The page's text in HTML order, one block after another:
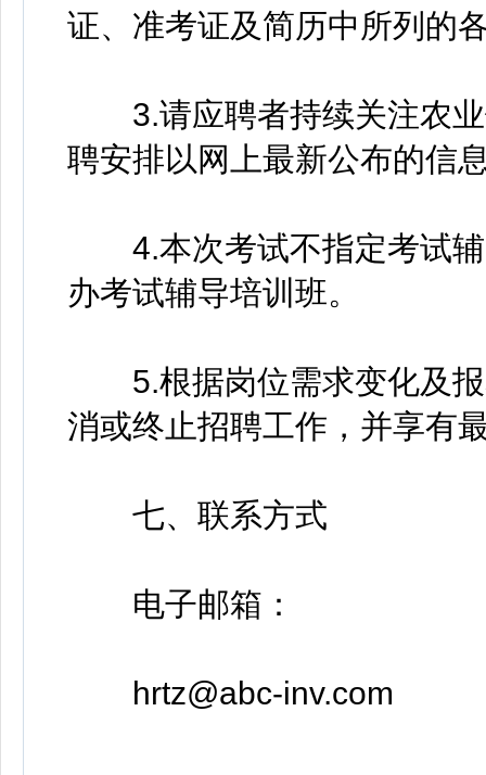
证、准考证及简历中所列的
3.请应聘者持续关注农业
聘安排以网上最新公布的信
4.本次考试不指定考试辅
办考试辅导培训班。
5.根据岗位需求变化及报
消或终止招聘工作，并享有
七、联系方式
电子邮箱：
hrtz@abc-inv.com